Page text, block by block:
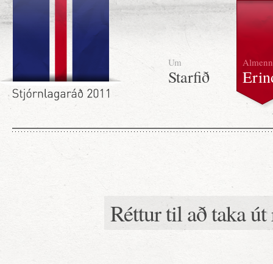
Um
Starfið
Almenn
Réttur til að taka